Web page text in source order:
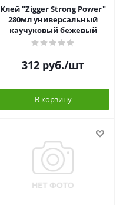
Клей "Zigger Strong Power"
280мл универсальный
каучуковый бежевый
312 руб./шт
В корзину